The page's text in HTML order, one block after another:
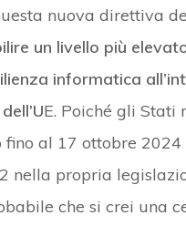
nuova direttiva
un livello più
informatica
E. Poiché gli Stati
fino al 17 ottobre 2024
nella propria
che si crei una